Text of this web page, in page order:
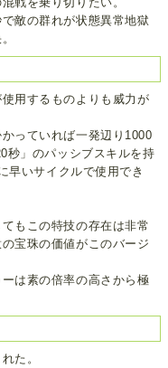
敵の群れが状態異常地獄
用するものよりも威力が
かっていれば一発辺り1000
秒」のパッシブスキルを持
早いサイクルで使用でき
もこの特技の存在は非常
宝珠の価値がこのバージ
は素の倍率の高さから極
た。